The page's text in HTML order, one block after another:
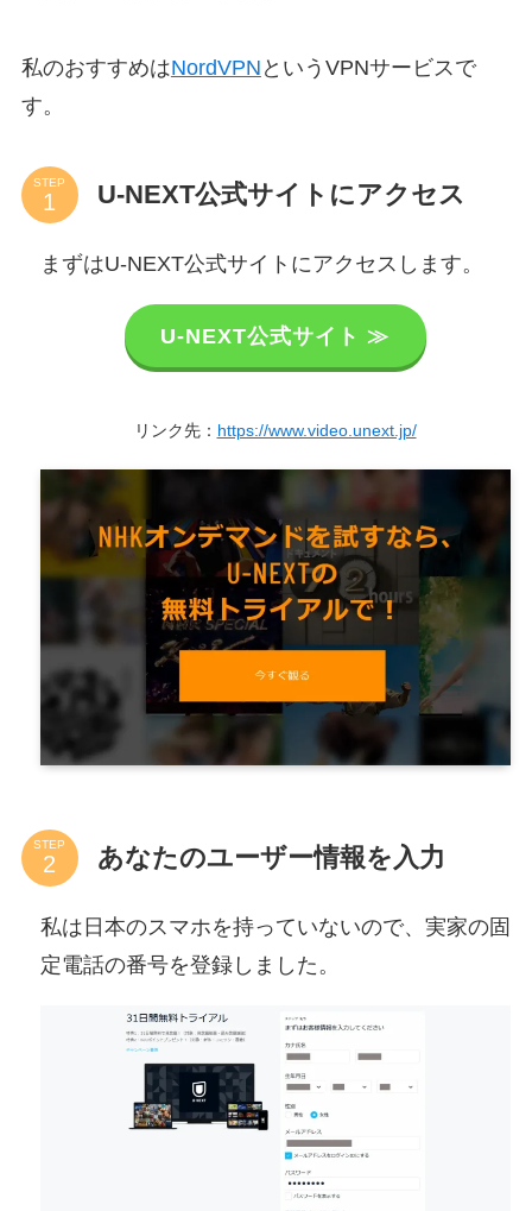
私のおすすめはNordVPN というVPNサービスで
す。
STEP U-NEXT公式サイトにアクセス
まずはU-NEXT公式サイトにアクセスします。
U-NEXT公式サイト ≫
リンク先： https://www.video.unext.jp/
STEP あなたのユーザー情報を入力
私は日本のスマホを持っていないので、実家の固
定電話の番号を登録しました。